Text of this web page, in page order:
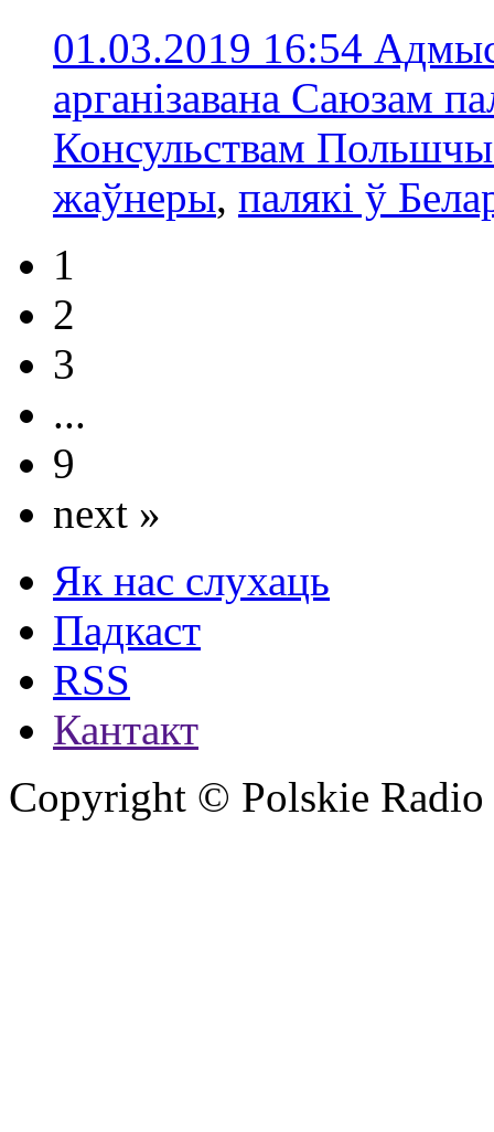
01.03.2019 16:54
арганізавана Саюзам
Консульствам
жаўнеры, палякі ў
1
2
3
...
9
next »
Як нас слухаць
Падкаст
RSS
Кантакт
Copyright © Polskie